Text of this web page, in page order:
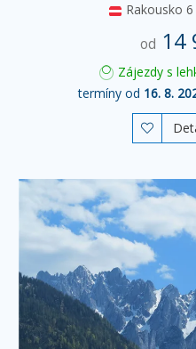
Rakousko 6
od 14
Zájezdy s
termíny od 16. 8.
